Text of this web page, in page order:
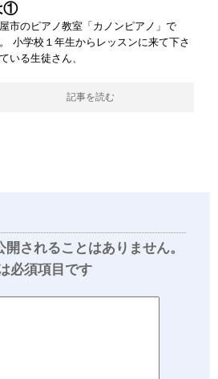
①
市のピアノ教室「カノンピアノ」で
小学校１年生からレッスンに来て下さ
いる生徒さん、
記事を読む
されることはありません。
必須項目です